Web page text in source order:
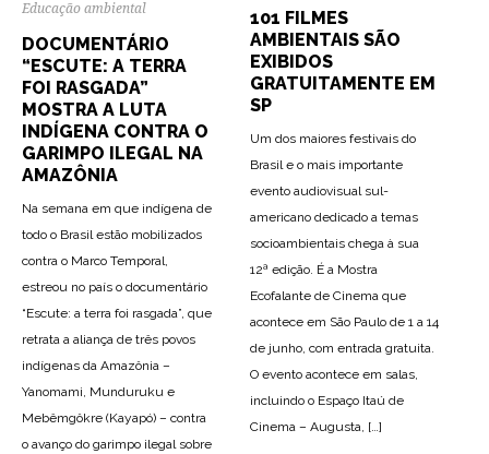
Educação ambiental
DOCUMENTÁRIO
“ESCUTE: A TERRA
FOI RASGADA”
MOSTRA A LUTA
INDÍGENA CONTRA O
GARIMPO ILEGAL NA
AMAZÔNIA
Na semana em que indígena de
todo o Brasil estão mobilizados
contra o Marco Temporal,
estreou no país o documentário
“Escute: a terra foi rasgada”, que
retrata a aliança de três povos
indígenas da Amazônia –
Yanomami, Munduruku e
Mebêmgôkre (Kayapó) – contra
o avanço do garimpo ilegal sobre
101 FILMES
AMBIENTAIS SÃO
EXIBIDOS
GRATUITAMENTE EM
SP
Um dos maiores festivais do
Brasil e o mais importante
evento audiovisual sul-
americano dedicado a temas
socioambientais chega à sua
12ª edição. É a Mostra
Ecofalante de Cinema que
acontece em São Paulo de 1 a 14
de junho, com entrada gratuita.
O evento acontece em salas,
incluindo o Espaço Itaú de
Cinema – Augusta, […]